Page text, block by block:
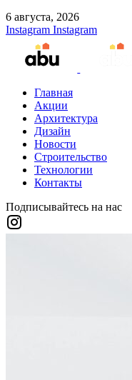
6 августа, 2026
Instagram Instagram
Главная
Акции
Архитектура
Дизайн
Новости
Строительство
Технологии
Контакты
Подписывайтесь на нас